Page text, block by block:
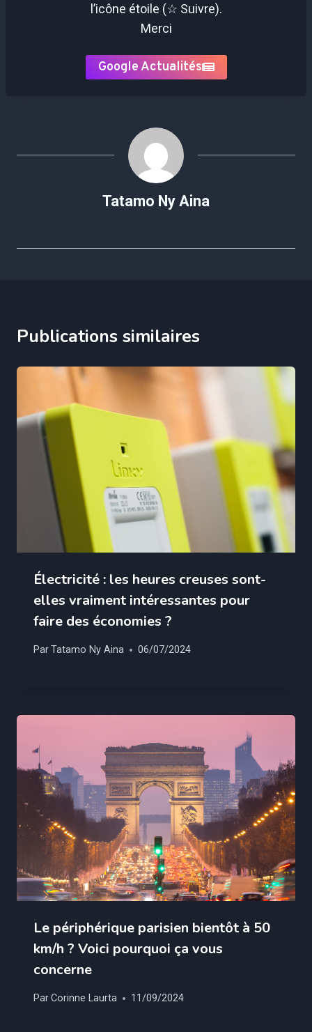
l’icône étoile (☆ Suivre).
Merci
Google Actualités
Tatamo Ny Aina
Publications similaires
Électricité : les heures creuses sont-
elles vraiment intéressantes pour
faire des économies ?
ParTatamo Ny Aina 06/07/2024
Le périphérique parisien bientôt à 50
km/h ? Voici pourquoi ça vous
concerne
ParCorinne Laurta 11/09/2024